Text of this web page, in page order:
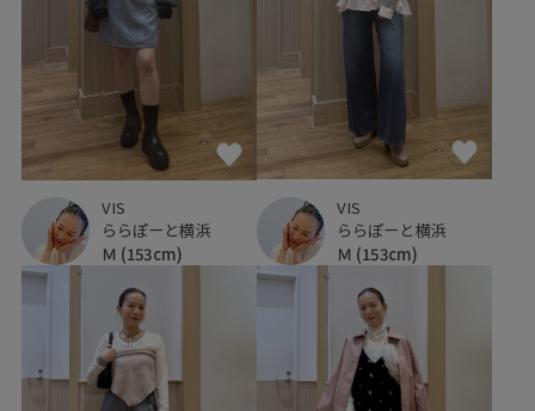
VIS
ららぽーと横浜
Ｍ (153cm)
VIS
ららぽーと横浜
Ｍ (153cm)